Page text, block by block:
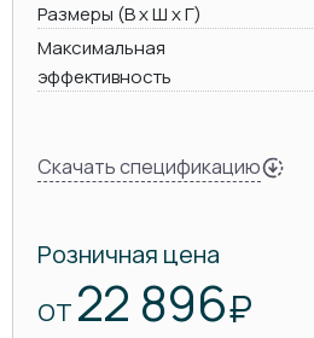
Размеры (В х Ш х Г)
Максимальная
эффективность
Скачать спецификацию
Розничная цена
ОТ 22 896₽